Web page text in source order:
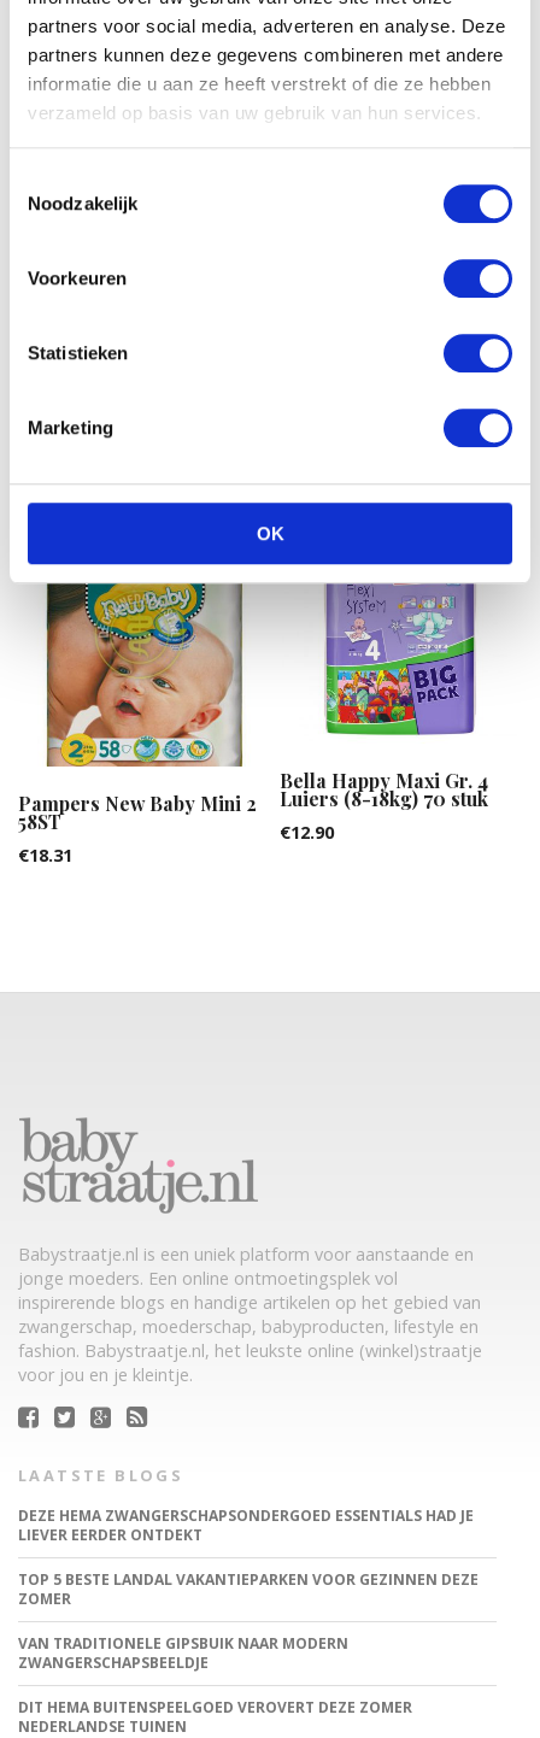
partners voor social media, adverteren en analyse. Deze
partners kunnen deze gegevens combineren met andere
informatie die u aan ze heeft verstrekt of die ze hebben
verzameld op basis van uw gebruik van hun services.
Noodzakelijk
Voorkeuren
Statistieken
Marketing
OK
Gerelateerde producten
Pampers Simply Dry –
Luiers Maat 4 – Jumbo
15.99
Pampers Baby Dry – Maat
6 Maandbox 124 st.
Pampers New Baby Mini 2
58ST
€18.31
Bella Happy Maxi Gr. 4
Luiers (8-18kg) 70 stuk
€12.90
Babystraatje.nl is een uniek platform voor aanstaande en
jonge moeders. Een online ontmoetingsplek vol
inspirerende blogs en handige artikelen op het gebied van
zwangerschap, moederschap, babyproducten, lifestyle en
fashion. Babystraatje.nl, het leukste online (winkel)straatje
voor jou en je kleintje.
LAATSTE BLOGS
DEZE HEMA ZWANGERSCHAPSONDERGOED ESSENTIALS HAD JE
LIEVER EERDER ONTDEKT
TOP 5 BESTE LANDAL VAKANTIEPARKEN VOOR GEZINNEN DEZE
ZOMER
VAN TRADITIONELE GIPSBUIK NAAR MODERN
ZWANGERSCHAPSBEELDJE
DIT HEMA BUITENSPEELGOED VEROVERT DEZE ZOMER
NEDERLANDSE TUINEN